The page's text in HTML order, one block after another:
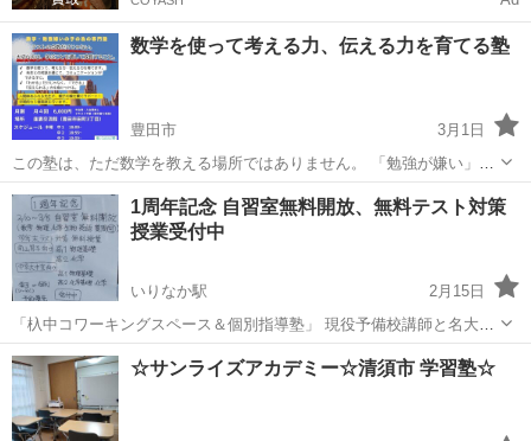
数学を使って考える力、伝える力を育てる塾
豊田市
3月1日
この塾は、ただ数学を教える場所ではありません。 「勉強が嫌い」
「数学が苦手」でも大丈夫。 大切なのは、学ぶことを通して成長する
こと。 当塾の考えとして… ✔ 数学を使って、考える力・伝える力を
育てます。 ✔ 先生との対話を...
愛知 豊田市 塾 数学
1周年記念 自習室無料開放、無料テスト対策
授業受付中
いりなか駅
2月15日
「杁中コワーキングスペース＆個別指導塾」 現役予備校講師と名大生
による質問対応 Wi-Fi、電源完備 1周年記念 2/10〜3/5 自習室無料開放
無料テスト対策授業【集団(2〜8人)または個別】 予約優先、受...
愛知 名古屋市 いりなか駅 塾 社会人
☆サンライズアカデミー☆清須市 学習塾☆